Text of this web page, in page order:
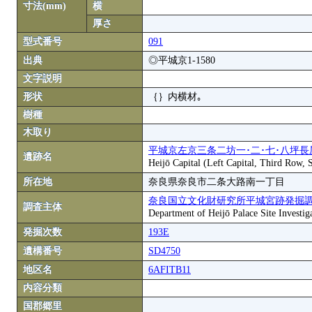
寸法(mm)
横
厚さ
型式番号
091
出典
◎平城京1-1580
文字説明
形状
｛｝内横材｡
樹種
木取り
遺跡名
平城京左京三条二坊一･二･七･八坪長
Heijō Capital (Left Capital, Third Row,
所在地
奈良県奈良市二条大路南一丁目
調査主体
奈良国立文化財研究所平城宮跡発掘
Department of Heijō Palace Site
発掘次数
193E
遺構番号
SD4750
地区名
6AFITB11
内容分類
国郡郷里